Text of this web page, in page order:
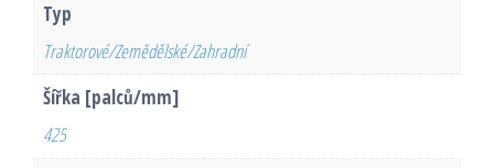
Typ
Traktorové/Zemědělské/Zahradní
Šířka [palců/mm]
425